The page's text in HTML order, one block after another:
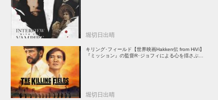
堀切日出晴
キリング･フィールド【世界映画Hakken伝 from HiVi】
『ミッション』の監督R･ジョフィによる心を揺さぶる
堀切日出晴